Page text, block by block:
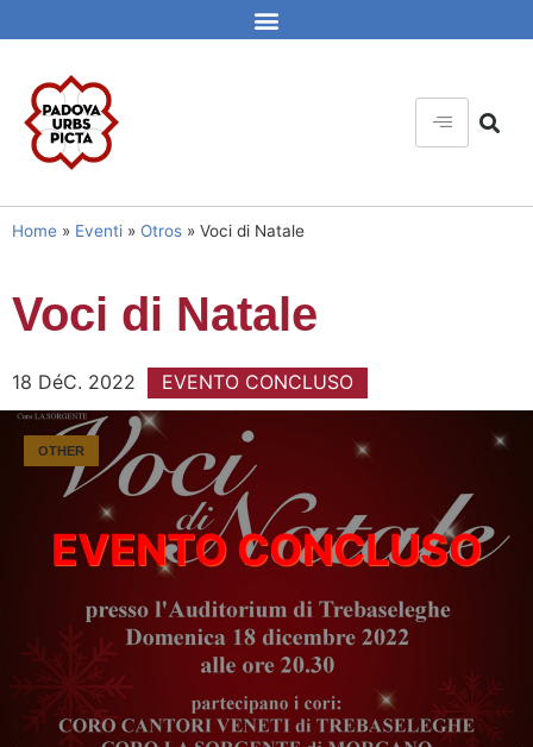
Home » Eventi » Otros » Voci di Natale
Voci di Natale
18 DéC. 2022 EVENTO CONCLUSO
OTHER